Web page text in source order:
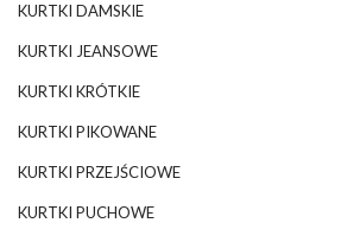
KURTKI DAMSKIE
KURTKI JEANSOWE
KURTKI KRÓTKIE
KURTKI PIKOWANE
KURTKI PRZEJŚCIOWE
KURTKI PUCHOWE